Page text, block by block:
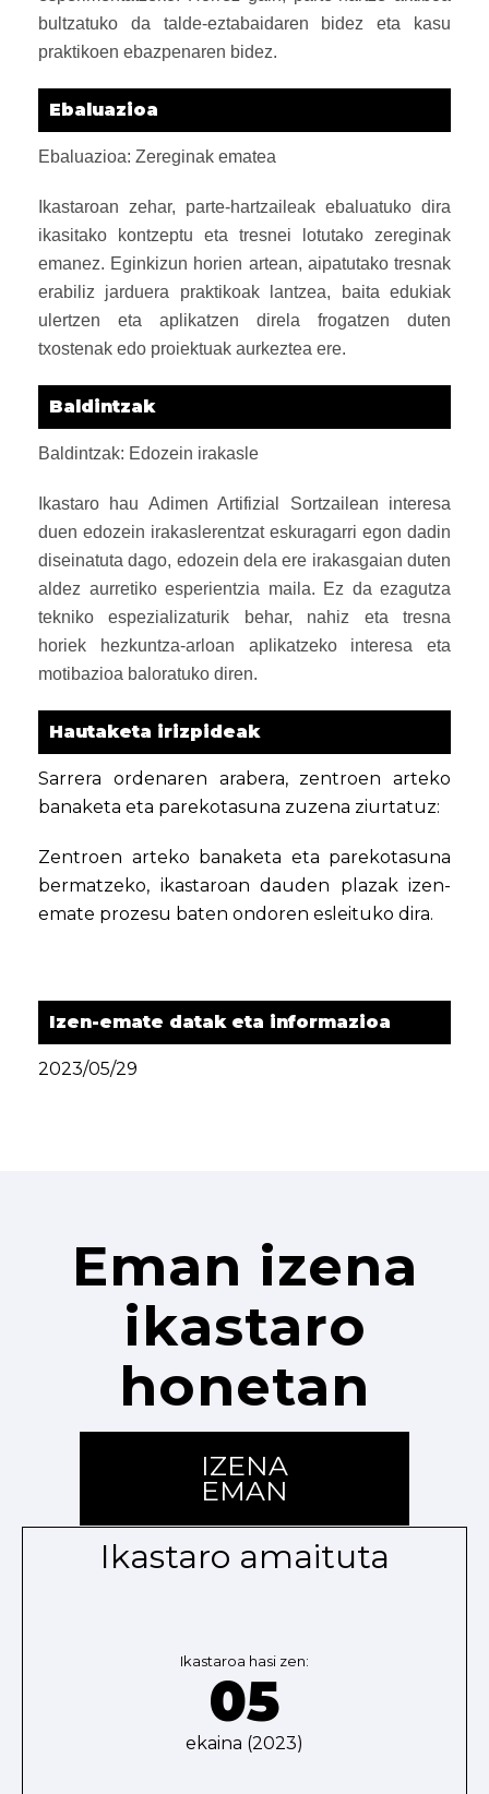
bultzatuko da talde-eztabaidaren bidez eta kasu
praktikoen ebazpenaren bidez.
Ebaluazioa
Ebaluazioa: Zereginak ematea
Ikastaroan zehar, parte-hartzaileak ebaluatuko dira
ikasitako kontzeptu eta tresnei lotutako zereginak
emanez. Eginkizun horien artean, aipatutako tresnak
erabiliz jarduera praktikoak lantzea, baita edukiak
ulertzen eta aplikatzen direla frogatzen duten
txostenak edo proiektuak aurkeztea ere.
Baldintzak
Baldintzak: Edozein irakasle
Ikastaro hau Adimen Artifizial Sortzailean interesa
duen edozein irakaslerentzat eskuragarri egon dadin
diseinatuta dago, edozein dela ere irakasgaian duten
aldez aurretiko esperientzia maila. Ez da ezagutza
tekniko espezializaturik behar, nahiz eta tresna
horiek hezkuntza-arloan aplikatzeko interesa eta
motibazioa baloratuko diren.
Hautaketa irizpideak
Sarrera ordenaren arabera, zentroen arteko
banaketa eta parekotasuna zuzena ziurtatuz:
Zentroen arteko banaketa eta parekotasuna
bermatzeko, ikastaroan dauden plazak izen-
emate prozesu baten ondoren esleituko dira.
Izen-emate datak eta informazioa
2023/05/29
Eman izena
ikastaro
honetan
IZENA
EMAN
Ikastaro amaituta
Ikastaroa hasi zen:
05
ekaina (2023)